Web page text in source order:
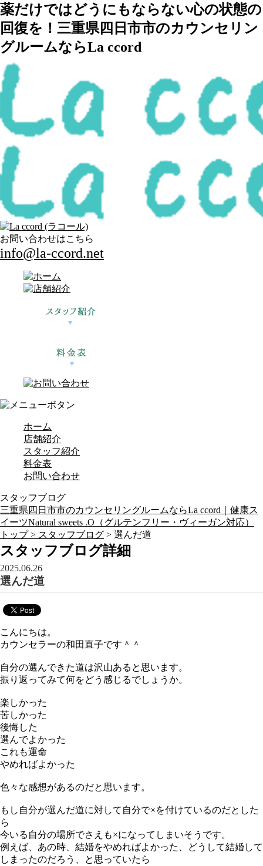
薬だけではどうにもならない心の状態の
回復を！三重県四日市市のカウンセリン
グルームならLa ccord
お問い合わせはこちら
info@la-ccord.net
ホーム
店舗紹介
スタッフ紹介
料金表
お問い合わせ
スタッフブログ
三重県四日市市のカウンセリングルームならLa ccord｜健康ス
イーツNatural sweets .O（グルテンフリー・ヴィーガン対応）
トップ > スタッフブログ > 選んだ道
スタッフブログ詳細
2025.06.26
選んだ道
こんにちは。
カウンセラーの和田直子です＾＾
自分の選んできた道は沢山あると思います。
振り返ってみて何をどう感じるでしょうか。
楽しかった
苦しかった
後悔した
選んでよかった
これも運命
やめればよかった
色々な感想があるのだと思います。
もし自分が選んだ道に対して自分で×を付けているのだとした
ら
今いる自分の場所でさえも×になってしまいそうです。
例えば、あの時、結婚をやめればよかった、どうして結婚して
しまったのだろう、と思っていたら